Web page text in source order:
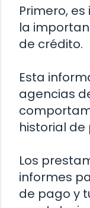
Primero,
la
de crédito.
Esta
agencias
historial de
Los
informes
de pago y